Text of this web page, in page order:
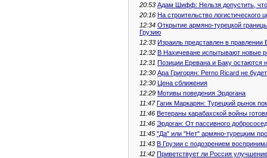
20:53 Адам Шифф: Нельзя допустить,
20:16 На строительство логистического
12:34 Открытие армяно-турецкой
Грузию
12:33 Израиль представлен в
12:32 В Нахичеване испытывают новые
12:31 Позиции Еревана и Баку остаются
12:30 Ара Григорян: Perno Ricard не
12:30 Цена сближения
12:29 Мотивы поведения Эрдогана
11:47 Гагик Маркарян: Турецкий рынок
11:46 Ветераны карабахской войны
11:46 Эрдоган: От пассивного
11:45 "Да" или "Нет" армяно-турецким
11:43 В Грузии с подозрением
11:42 Приветствует ли Россия